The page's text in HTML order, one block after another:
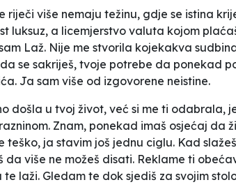
riječi više nemaju težinu, gdje se istina
luksuz, a licemjerstvo valuta kojom
Laž. Nije me stvorila kojekakva
se sakriješ, tvoje potrebe da ponekad
Ja sam više od izgovorene neistine.
došla u tvoj život, već si me ti odabrala,
Znam, ponekad imaš osjećaj
ja stavim još jednu ciglu. Kad
da više ne možeš disati. Reklame ti
laži. Gledam te dok sjediš za svojim